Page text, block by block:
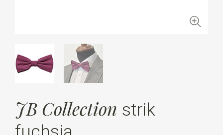
JB Collection strik